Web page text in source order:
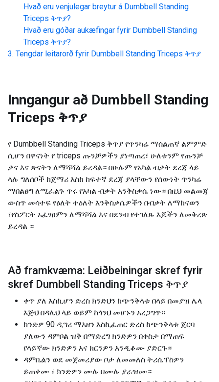
Hvað eru venjulegar breytur á Dumbbell Standing
Triceps ቅጥያ?
Hvað eru góðar aukæfingar fyrir Dumbbell Standing
Triceps ቅጥያ?
Tengdar leitarorð fyrir Dumbbell Standing Triceps ቅጥያ
Inngangur að Dumbbell Standing
Triceps ቅጥያ
የ Dumbbell Standing Triceps ቅጥያ የጥንካሬ ማሰልጠኛ ልምምድ
ሲሆን በዋናነት የ triceps ጡንቻዎችን ያነጣጠረ፣ ሁለቱንም የጡንቻ
ቃና እና ጽናትን ለማሻሻል ይረዳል። በሁሉም የአካል ብቃት ደረጃ ላይ
ላሉ ግለሰቦች ከጀማሪ እስከ ከፍተኛ ደረጃ ያላቸውን የሰውነት ጥንካሬ
ማበልፀግ ለሚፈልጉ ጥሩ የአካል ብቃት እንቅስቃሴ ነው። በዚህ መልመጃ
ውስጥ መሳተፍ የዕለት ተዕለት እንቅስቃሴዎችን በብቃት ለማከናወን
፣የስፖርት አፈፃፀምን ለማሻሻል እና በደንብ የተገለጹ እጆችን ለመቅረጽ
ይረዳል ።
Að framkvæma: Leiðbeiningar skref fyrir
skref Dumbbell Standing Triceps ቅጥያ
ቀጥ ያለ እስኪሆን ድረስ ክንድህን ከጭንቅላቱ በላይ በመያዝ ሌላ
እጅህ በዳሌህ ላይ ወይም ከጎንህ መሆኑን አረጋግጥ።
ክንድዎ 90 ዲግሪ ማእዘን እስኪፈጠር ድረስ ከጭንቅላቱ ጀርባ
ያለውን ዳምቦል ዝቅ በማድረግ ክንድዎን በቀስታ በማጠፍ
የላይኛው ክንድዎን እና ክርንዎን እንዲቆሙ ያድርጉ።
ዳምቤልን ወደ መጀመሪያው ቦታ ለመመለስ ትሪሴፕስዎን
ይጠቀሙ ፣ ክንድዎን ሙሉ በሙሉ ያራዝሙ።